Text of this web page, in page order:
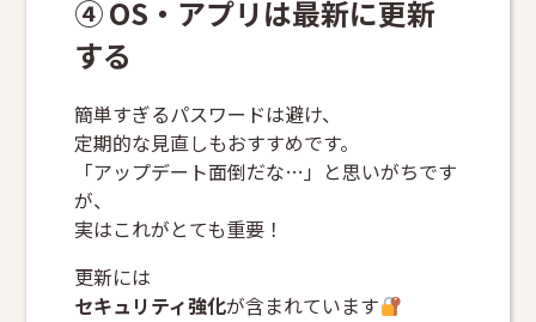
④ OS・アプリは最新に更新
する
簡単すぎるパスワードは避け、
定期的な見直しもおすすめです。
「アップデート面倒だな…」と思いがちです
が、
実はこれがとても重要！
更新には
セキュリティ強化が含まれています